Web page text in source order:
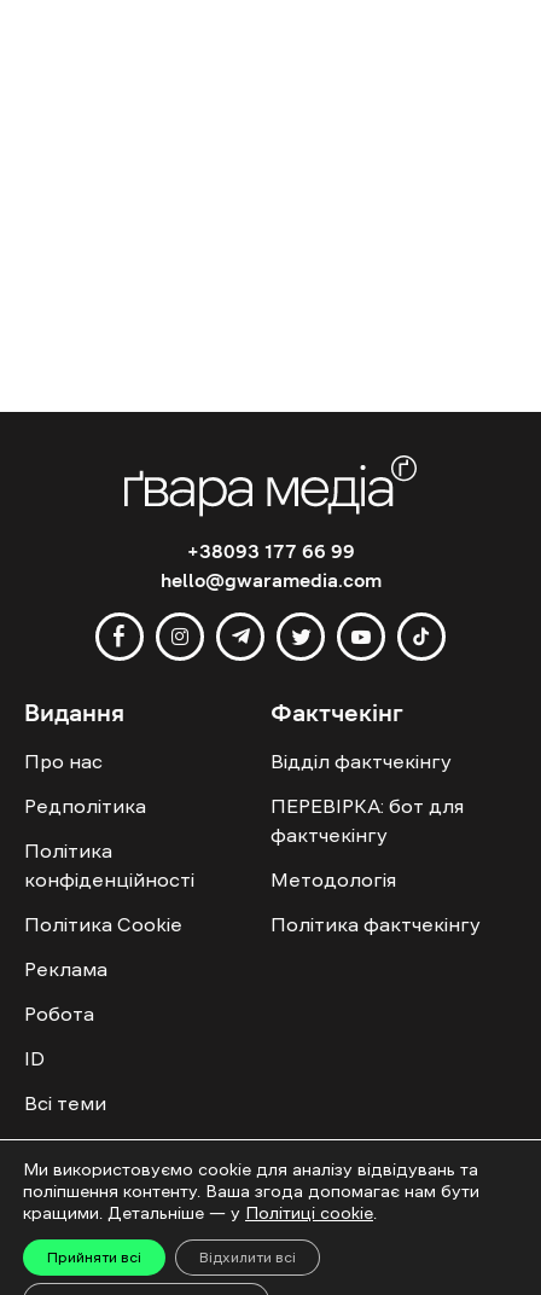
+38093 177 66 99
hello@gwaramedia.com
Видання
Про нас
Редполітика
Політика
конфіденційності
Політика Cookie
Реклама
Робота
ID
Всі теми
Публічний договір
Фактчекінг
Відділ фактчекінгу
ПЕРЕВІРКА: бот для
фактчекінгу
Методологія
Політика фактчекінгу
Мультимедіа
Відео
Спільнота
Приєднатись
Ми використовуємо cookie для аналізу відвідувань та
поліпшення контенту. Ваша згода допомагає нам бути
кращими. Детальніше — у Політиці cookie
Прийняти всі Відхилити всі